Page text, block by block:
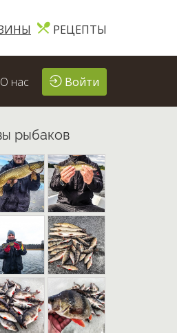
РЕЦЕПТЫ
О нас Войти
рыбаков